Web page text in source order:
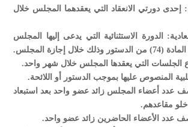
إحدى دورتي الانعقاد التي يعقدهما المجلس خلال
الدورة الاستثنائية التي يدعى إليها المجلس
إجازة المجلس.
الجلسات التي يعقدها المجلس خلال شهر واحد.
المنصوص عليها بموجب الدستور أو اللائحة.
عدد أعضاء المجلس زائد عضو واحد بعد استبعاد
خلو مقاعدهم.
عدد الأعضاء الحاضرين زائد عضو واحد.